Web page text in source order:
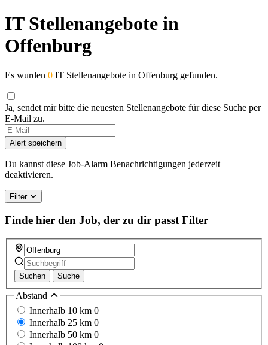
IT Stellenangebote in
Offenburg
Es wurden 0 IT Stellenangebote in Offenburg gefunden.
Ja, sendet mir bitte die neuesten Stellenangebote für diese Suche per
E-Mail zu.
If
you
are
a
human,
this
field
Alert speichern
Du kannst diese Job-Alarm Benachrichtigungen jederzeit
deaktivieren.
Filter
Finde hier den Job, der zu dir passt Filter
Suchen Suche
Abstand
Innerhalb 10 km 0
Innerhalb 25 km 0
Innerhalb 50 km 0